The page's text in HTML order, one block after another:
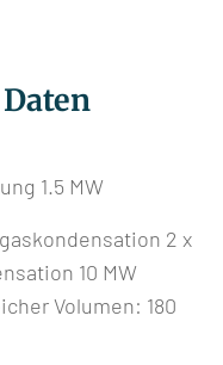
1.5 MW
2 x
10 MW
Volumen: 180